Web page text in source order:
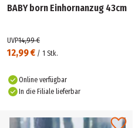
BABY born Einhornanzug 43cm
12,99 € / 1 Stk.
UVP14,99 €
Online verfügbar
In die Filiale lieferbar